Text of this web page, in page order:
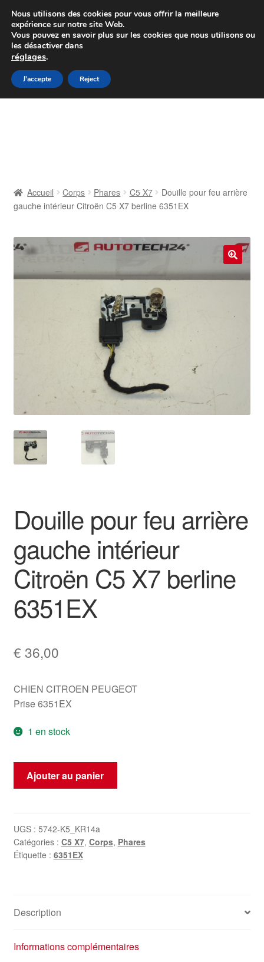
Colissimo livraison à partir de 7 EUR
Du lundi au vendredi de 9 h à 16 h
Aller
à
Aller
au
Contact
Livraison
Livraison internationale
Plainte
Politique de confidentialité
Procédure de Réclamation
Accueil Corps Phares C5 X7
Douille pour feu arrière
gauche intérieur Citroën C5 X7 berline 6351EX
🔍
Douille pour feu arrière
gauche intérieur
Citroën C5 X7 berline
6351EX
€ 36,00
CHIEN CITROEN PEUGEOT
Prise 6351EX
1 en stock
quantité
feu
arrière
gauche
X7
6351EX
Ajouter au panier
UGS : 5742-K5_KR14a
Catégories : C5 X7, Corps, Phares
Étiquette : 6351EX
Description
Informations complémentaires
Nous utilisons des cookies pour vous offrir la meilleure
expérience sur notre site Web.
Vous pouvez en savoir plus sur les cookies que nous utilisons ou
les désactiver dans
réglages.
J'accepte Reject